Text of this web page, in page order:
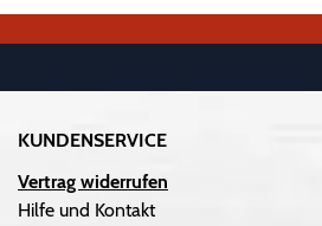
KUNDENSERVICE
Vertrag widerrufen
Hilfe und Kontakt